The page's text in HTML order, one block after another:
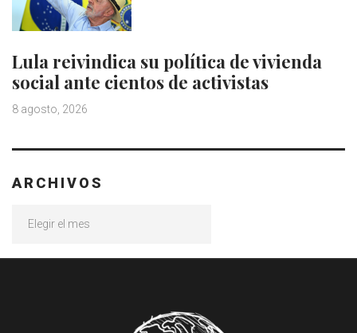
Lula reivindica su política de vivienda
social ante cientos de activistas
8 agosto, 2026
ARCHIVOS